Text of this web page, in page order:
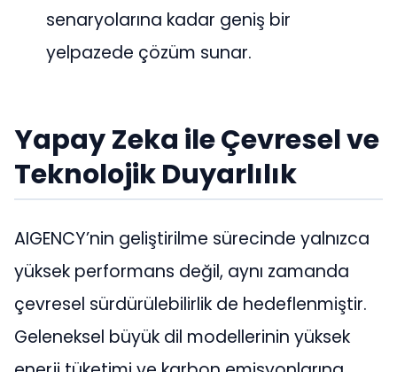
senaryolarına kadar geniş bir
yelpazede çözüm sunar​​.
Yapay Zeka ile Çevresel ve
Teknolojik Duyarlılık
AIGENCY’nin geliştirilme sürecinde yalnızca
yüksek performans değil, aynı zamanda
çevresel sürdürülebilirlik de hedeflenmiştir.
Geleneksel büyük dil modellerinin yüksek